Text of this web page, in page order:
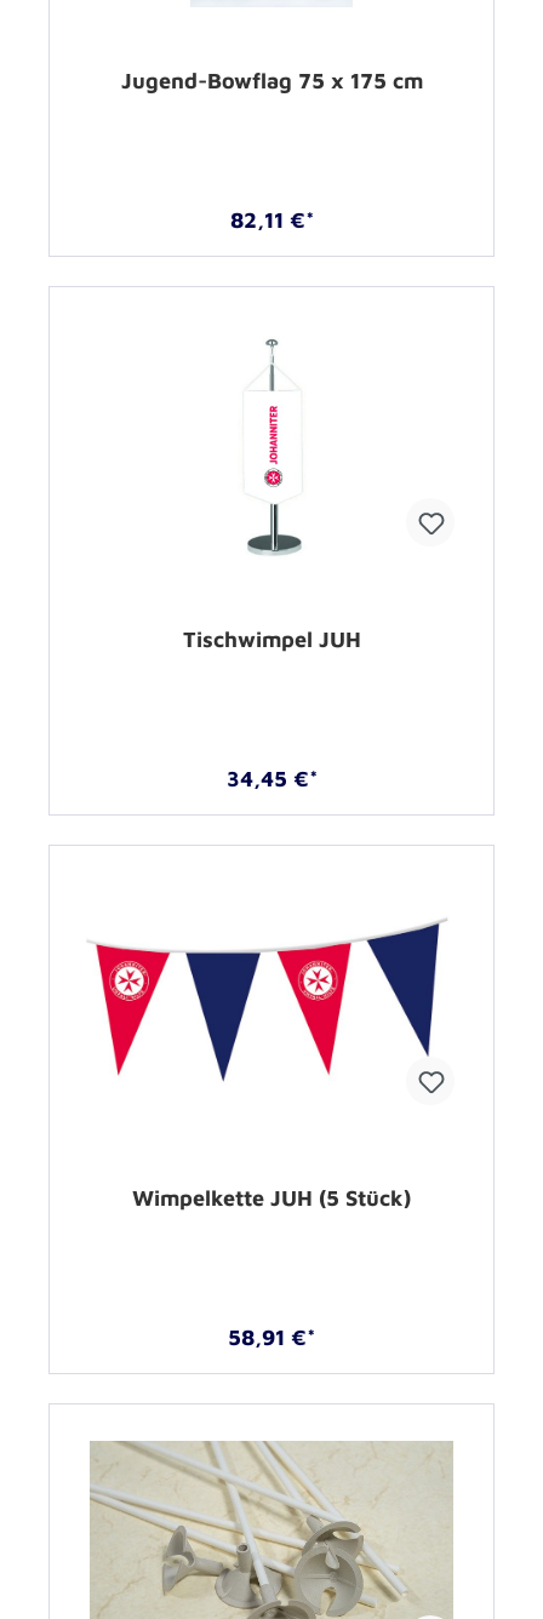
Jugend-Bowflag 75 x 175 cm
82,11 €*
Tischwimpel JUH
34,45 €*
Wimpelkette JUH (5 Stück)
58,91 €*